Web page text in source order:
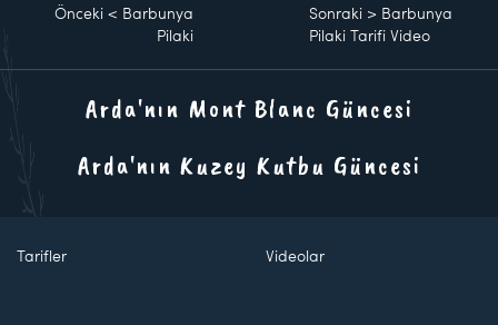
Önceki < Barbunya
Pilaki
Sonraki > Barbunya
Pilaki Tarifi Video
Arda'nın Mont Blanc Güncesi
Arda'nın Kuzey Kutbu Güncesi
Tarifler Videolar